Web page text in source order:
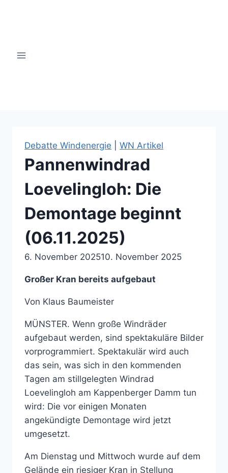
Debatte Windenergie WN Artikel
Pannenwindrad
Loevelingloh: Die
Demontage beginnt
(06.11.2025)
6. November 202510. November 2025
Großer Kran bereits aufgebaut
Von Klaus Baumeister
MÜNSTER. Wenn große Windräder
aufgebaut werden, sind spektakuläre Bilder
vorprogrammiert. Spektakulär wird auch
das sein, was sich in den kommenden
Tagen am stillgelegten Windrad
Loevelingloh am Kappenberger Damm tun
wird: Die vor einigen Monaten
angekündigte Demontage wird jetzt
umgesetzt.
Am Dienstag und Mittwoch wurde auf dem
Gelände ein riesiger Kran in Stellung